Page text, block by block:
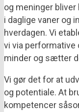
og meninger
i daglige vaner og
hverdagen. Vi
vi via
minder og sætter
Vi gør det for at
og potentiale. At
kompetencer